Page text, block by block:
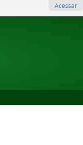
Acessar